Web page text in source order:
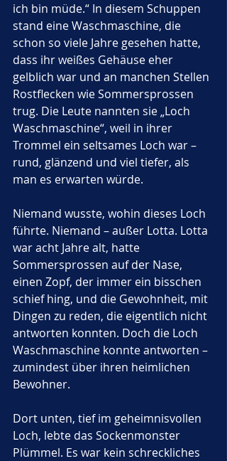
ich bin müde.“ In diesem Schuppen
stand eine Waschmaschine, die
schon so viele Jahre gesehen hatte,
dass ihr weißes Gehäuse eher
gelblich war und an manchen Stellen
Rostflecken wie Sommersprossen
trug. Die Leute nannten sie „Loch
Waschmaschine“, weil in ihrer
Trommel ein seltsames Loch war –
rund, glänzend und viel tiefer, als
man es erwarten würde.
Niemand wusste, wohin dieses Loch
führte. Niemand – außer Lotta. Lotta
war acht Jahre alt, hatte
Sommersprossen auf der Nase,
einen Zopf, der immer ein bisschen
schief hing, und die Gewohnheit, mit
Dingen zu reden, die eigentlich nicht
antworten konnten. Doch die Loch
Waschmaschine konnte antworten –
zumindest über ihren heimlichen
Bewohner.
Dort unten, tief im geheimnisvollen
Loch, lebte das Sockenmonster
Plümmel. Es war kein schreckliches